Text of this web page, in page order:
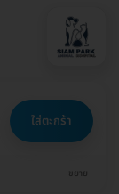
ใส่ตะกร้า
ขยาย